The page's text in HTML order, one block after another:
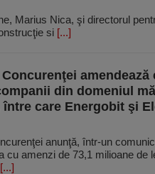
Marius Nica, şi directorul
si [...]
amendează
din domeniul
care Energobit şi
anunţă, într-un
cu amenzi de 73,1 milioane de
[...]